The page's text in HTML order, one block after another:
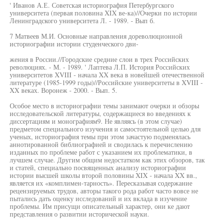
' Иванов А.Е. Советская историография Петербургского
университета (первая половина XIX ве-ка)//Очерки по истории
Ленинградского университета Л. - 1989. - Вып б.
7 Матвеев М.И. Основные направления дореволюционной
историографии истории студенческого дви-
жения в России.//Городские средние слои в трех Российских
революциях. - М. - 1989. ' Лаптева Л.П. История Российских
университетов XVIII - начала XX века в новейшей отечественной
литературе (1985-1999 годы)//Российские университеты в XVIII -
XX веках. Воронеж - 2000. - Вып. 5.
Особое место в историографии темы занимают очерки и обзоры
исследовательской литературы, содержащиеся во введениях к
диссертациям и монографиям9. Не являясь (в этом случае)
предметом специального изучения и самостоятельной целью для
ученых, историография темы при этом зачастую подменялась
аннотированной библиографией и сводилась к перечислению
изданных по проблеме работ с указанием их проблематики, в
лучшем случае. Другим общим недостатком как этих обзоров, так
и статей, специально посвященных анализу историографии
истории высшей школы второй половины XIX - начала XX вв.,
является их «комплимен-тарность». Пересказывая содержание
рецензируемых трудов, авторы такого рода работ часто вовсе не
пытались дать оценку исследований и их вклада в изучение
проблемы. Им присущи описательный характер, они ке дают
представления о развитии исторической науки.